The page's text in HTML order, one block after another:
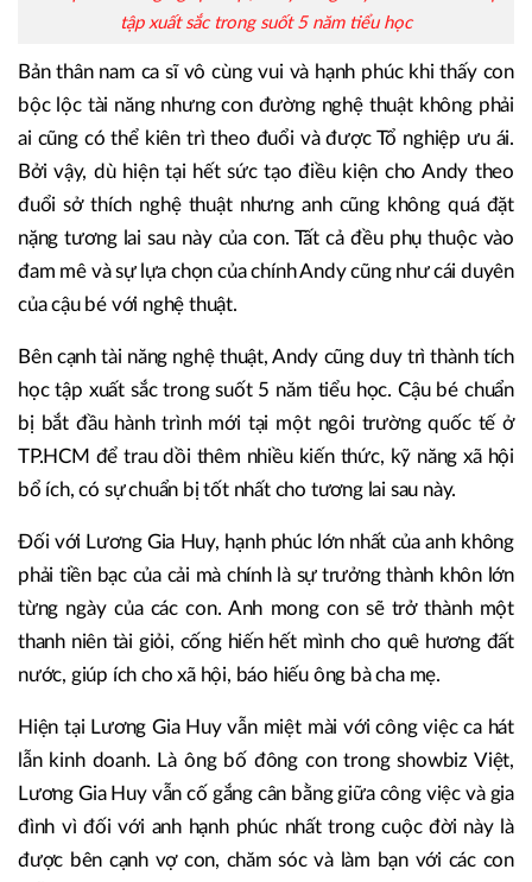
tập xuất sắc trong suốt 5 năm tiểu học
Bản thân nam ca sĩ vô cùng vui và hạnh phúc khi thấy con
bộc lộc tài năng nhưng con đường nghệ thuật không phải
ai cũng có thể kiên trì theo đuổi và được Tổ nghiệp ưu ái.
Bởi vậy, dù hiện tại hết sức tạo điều kiện cho Andy theo
đuổi sở thích nghệ thuật nhưng anh cũng không quá đặt
nặng tương lai sau này của con. Tất cả đều phụ thuộc vào
đam mê và sự lựa chọn của chính Andy cũng như cái duyên
của cậu bé với nghệ thuật.
Bên cạnh tài năng nghệ thuật, Andy cũng duy trì thành tích
học tập xuất sắc trong suốt 5 năm tiểu học. Cậu bé chuẩn
bị bắt đầu hành trình mới tại một ngôi trường quốc tế ở
TP.HCM để trau dồi thêm nhiều kiến thức, kỹ năng xã hội
bổ ích, có sự chuẩn bị tốt nhất cho tương lai sau này.
Đối với Lương Gia Huy, hạnh phúc lớn nhất của anh không
phải tiền bạc của cải mà chính là sự trưởng thành khôn lớn
từng ngày của các con. Anh mong con sẽ trở thành một
thanh niên tài giỏi, cống hiến hết mình cho quê hương đất
nước, giúp ích cho xã hội, báo hiếu ông bà cha mẹ.
Hiện tại Lương Gia Huy vẫn miệt mài với công việc ca hát
lẫn kinh doanh. Là ông bố đông con trong showbiz Việt,
Lương Gia Huy vẫn cố gắng cân bằng giữa công việc và gia
đình vì đối với anh hạnh phúc nhất trong cuộc đời này là
được bên cạnh vợ con, chăm sóc và làm bạn với các con